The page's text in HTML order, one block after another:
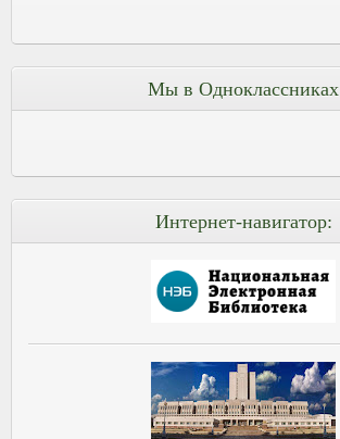
Мы в Одноклассниках
Интернет-навигатор: